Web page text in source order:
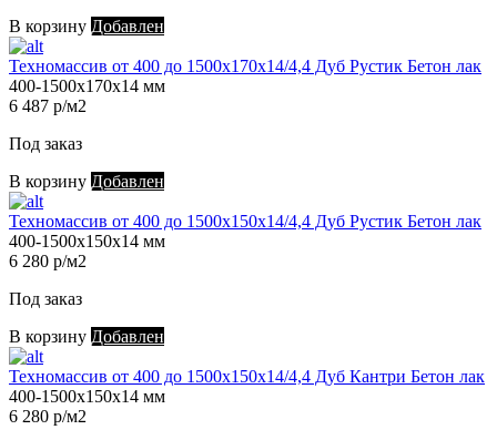
В корзину Добавлен
Техномассив от 400 до 1500х170х14/4,4 Дуб Рустик Бетон лак
400-1500х170х14 мм
6 487 р/м2
Под заказ
В корзину Добавлен
Техномассив от 400 до 1500х150х14/4,4 Дуб Рустик Бетон лак
400-1500х150х14 мм
6 280 р/м2
Под заказ
В корзину Добавлен
Техномассив от 400 до 1500х150х14/4,4 Дуб Кантри Бетон лак
400-1500х150х14 мм
6 280 р/м2